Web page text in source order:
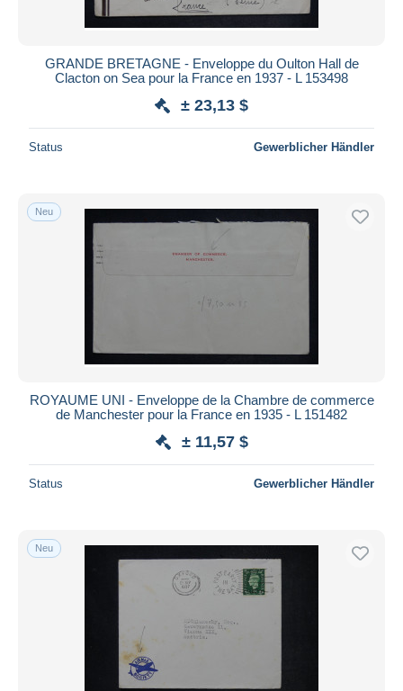
GRANDE BRETAGNE - Enveloppe du Oulton Hall de
Clacton on Sea pour la France en 1937 - L 153498
± 23,13 $
Status Gewerblicher Händler
Neu
ROYAUME UNI - Enveloppe de la Chambre de commerce
de Manchester pour la France en 1935 - L 151482
± 11,57 $
Status Gewerblicher Händler
Neu